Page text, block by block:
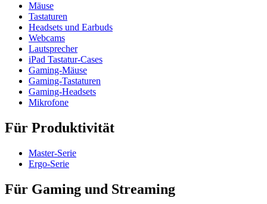
Mäuse
Tastaturen
Headsets und Earbuds
Webcams
Lautsprecher
iPad Tastatur-Cases
Gaming-Mäuse
Gaming-Tastaturen
Gaming-Headsets
Mikrofone
Für Produktivität
Master-Serie
Ergo-Serie
Für Gaming und Streaming